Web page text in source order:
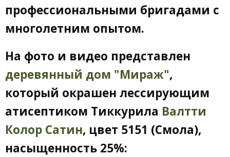
профессиональными бригадами с
многолетним опытом.
На фото и видео представлен
деревянный дом "Мираж",
который окрашен лессирующим
атисептиком Тиккурила Валтти
Колор Сатин, цвет 5151 (Смола),
насыщенность 25%: